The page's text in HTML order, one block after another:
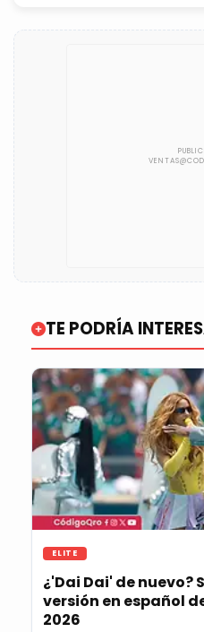
TE PODRÍA
ELITE
¿'Dai Dai' de nuevo?
versión en español
2026